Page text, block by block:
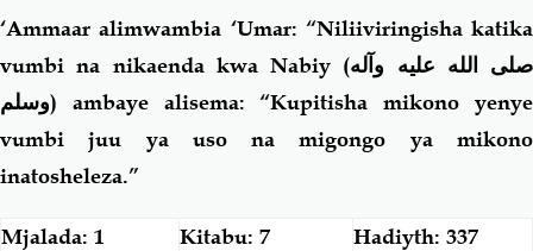
‘Ammaar alimwambia ‘Umar: “Niliiviringisha katika
vumbi na nikaenda kwa Nabiy (صلى الله عليه وآله
وسلم) ambaye alisema: “Kupitisha mikono yenye
vumbi juu ya uso na migongo ya mikono
inatosheleza.”
Mjalada: 1 Kitabu: 7 Hadiyth: 337